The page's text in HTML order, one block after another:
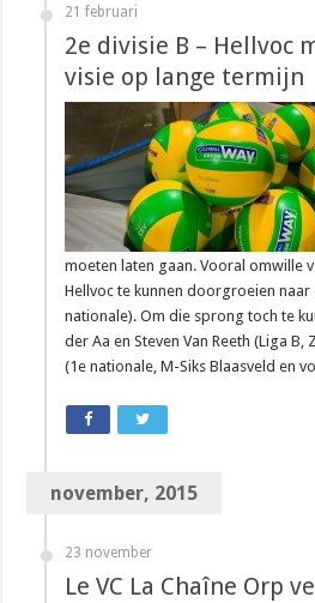
21 februari
2e divisie B – Hellvoc
visie op lange termijn
moeten laten gaan. Vooral omwille
Hellvoc te kunnen doorgroeien naar
nationale). Om die sprong toch te
der Aa en Steven Van Reeth (Liga B,
(1e nationale, M-Siks Blaasveld en
november, 2015
23 november
Le VC La Chaîne Orp